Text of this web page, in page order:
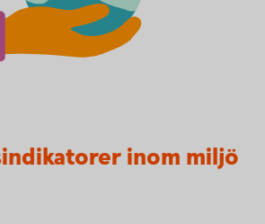
inom miljö